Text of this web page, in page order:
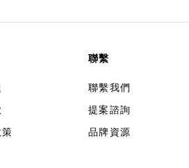
聯繫
聯繫我們
提案諮詢
品牌資源